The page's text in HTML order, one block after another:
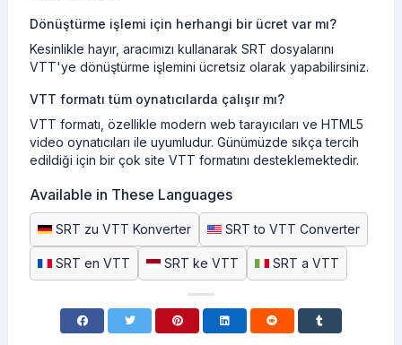
Dönüştürme işlemi için herhangi bir ücret var mı?
Kesinlikle hayır, aracımızı kullanarak SRT dosyalarını
VTT'ye dönüştürme işlemini ücretsiz olarak yapabilirsiniz.
VTT formatı tüm oynatıcılarda çalışır mı?
VTT formatı, özellikle modern web tarayıcıları ve HTML5
video oynatıcıları ile uyumludur. Günümüzde sıkça tercih
edildiği için bir çok site VTT formatını desteklemektedir.
Available in These Languages
SRT zu VTT Konverter SRT to VTT Converter
SRT en VTT SRT ke VTT SRT a VTT